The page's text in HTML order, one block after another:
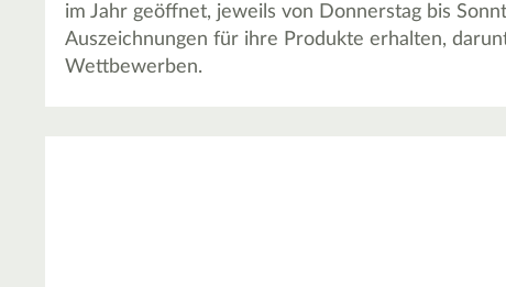
im Jahr geöffnet, jeweils von Donnerstag bis
Auszeichnungen für ihre Produkte erhalten,
Wettbewerben.